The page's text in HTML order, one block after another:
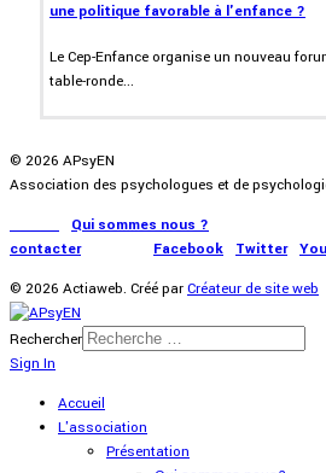
une politique favorable à l'enfance ?
Le Cep-Enfance organise un nouveau
table-ronde...
© 2026 APsyEN
Association des psychologues et de
Qui sommes nous ?
contacter| Facebook Twitter|
© 2026 Actiaweb. Créé parCréateur de site web
Rechercher
Sign In
Accueil
L'association
Présentation